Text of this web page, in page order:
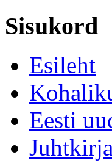
Sisukord
Esileht
Eesti